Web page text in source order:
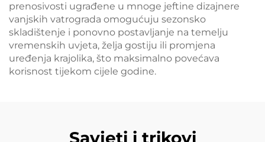
prenosivosti ugrađene u mnoge jeftine dizajnere
vanjskih vatrograda omogućuju sezonsko
skladištenje i ponovno postavljanje na temelju
vremenskih uvjeta, želja gostiju ili promjena
uređenja krajolika, što maksimalno povećava
korisnost tijekom cijele godine.
Savjeti i trikovi